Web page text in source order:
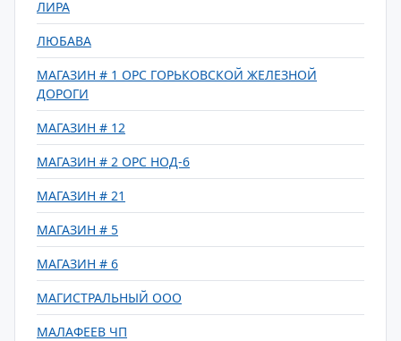
ЛИРА
ЛЮБАВА
МАГАЗИН # 1 ОРС ГОРЬКОВСКОЙ ЖЕЛЕЗНОЙ
ДОРОГИ
МАГАЗИН # 12
МАГАЗИН # 2 ОРС НОД-6
МАГАЗИН # 21
МАГАЗИН # 5
МАГАЗИН # 6
МАГИСТРАЛЬНЫЙ ООО
МАЛАФЕЕВ ЧП